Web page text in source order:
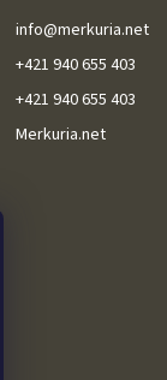
info@merkuria.net
+421 940 655 403
+421 940 655 403
Merkuria.net